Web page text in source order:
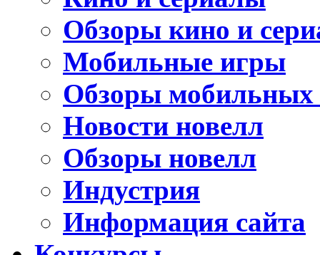
Обзоры кино и
Мобильные игры
Обзоры мобильных
Новости новелл
Обзоры новелл
Индустрия
Информация сайта